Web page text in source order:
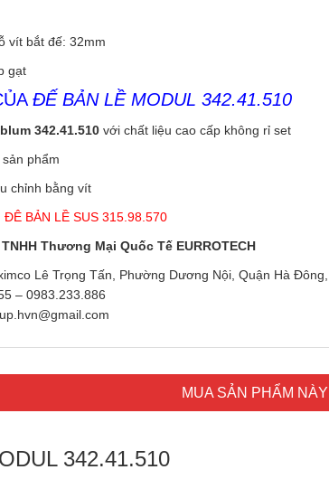
vít bắt đế: 32mm
gạt
ĐẾ BẢN LỀ MODUL 342.41.510
342.41.510 với chất liệu cao cấp không rỉ set
phẩm
chỉnh bằng vít
ĐÊ BẢN LỀ SUS 315.98.570
Thương Mại Quốc Tế EURROTECH
Lê Trọng Tấn, Phường Dương Nội, Quận Hà Đông,
– 0983.233.886
MUA SẢN PHẨM NÀY
342.41.510